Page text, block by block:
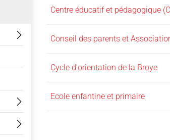
Centre éducatif et pédagogique
Conseil des parents et
Cycle d'orientation de la Broye
Ecole enfantine et primaire